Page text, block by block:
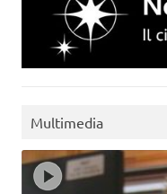
Multimedia